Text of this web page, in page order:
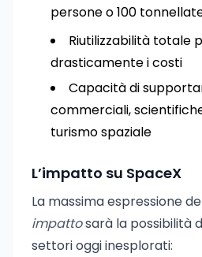
persone o 100
Riutilizzabilità totale
drasticamente i costi
Capacità di
commerciali,
turismo spaziale
L’impatto su SpaceX
La massima espressione
impattosarà la possibilità
settori oggi inesplorati: